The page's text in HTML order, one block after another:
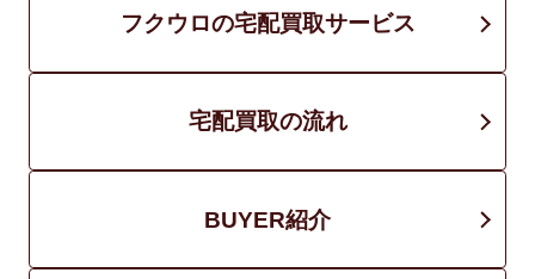
フクウロの宅配買取サービス
宅配買取の流れ
BUYER紹介